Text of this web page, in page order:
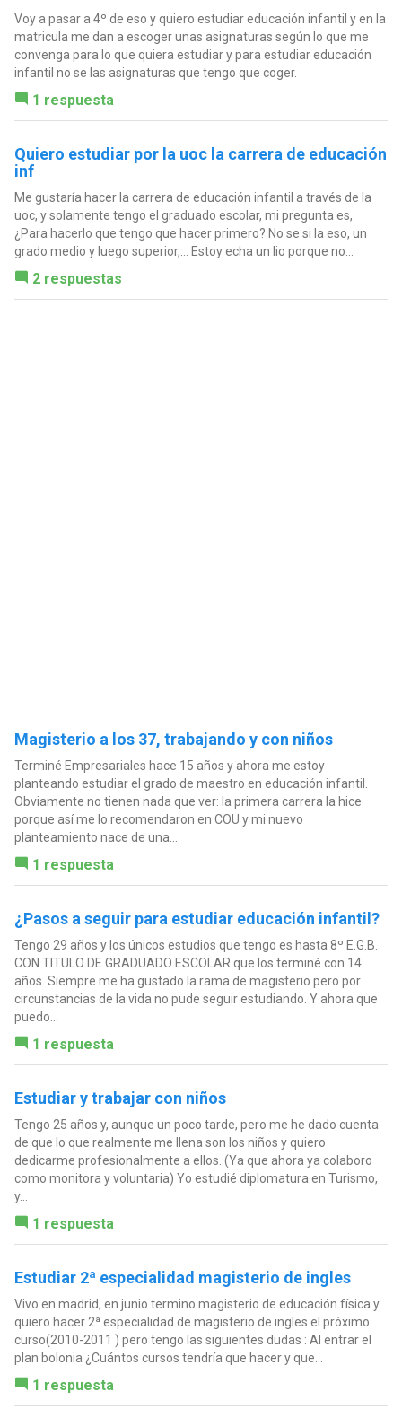
Voy a pasar a 4º de eso y quiero estudiar educación infantil y en la
matricula me dan a escoger unas asignaturas según lo que me
convenga para lo que quiera estudiar y para estudiar educación
infantil no se las asignaturas que tengo que coger.
1 respuesta
Quiero estudiar por la uoc la carrera de educación
inf
Me gustaría hacer la carrera de educación infantil a través de la
uoc, y solamente tengo el graduado escolar, mi pregunta es,
¿Para hacerlo que tengo que hacer primero? No se si la eso, un
grado medio y luego superior,... Estoy echa un lio porque no...
2 respuestas
Magisterio a los 37, trabajando y con niños
Terminé Empresariales hace 15 años y ahora me estoy
planteando estudiar el grado de maestro en educación infantil.
Obviamente no tienen nada que ver: la primera carrera la hice
porque así me lo recomendaron en COU y mi nuevo
planteamiento nace de una...
1 respuesta
¿Pasos a seguir para estudiar educación infantil?
Tengo 29 años y los únicos estudios que tengo es hasta 8º E.G.B.
CON TITULO DE GRADUADO ESCOLAR que los terminé con 14
años. Siempre me ha gustado la rama de magisterio pero por
circunstancias de la vida no pude seguir estudiando. Y ahora que
puedo...
1 respuesta
Estudiar y trabajar con niños
Tengo 25 años y, aunque un poco tarde, pero me he dado cuenta
de que lo que realmente me llena son los niños y quiero
dedicarme profesionalmente a ellos. (Ya que ahora ya colaboro
como monitora y voluntaria) Yo estudié diplomatura en Turismo,
y...
1 respuesta
Estudiar 2ª especialidad magisterio de ingles
Vivo en madrid, en junio termino magisterio de educación física y
quiero hacer 2ª especialidad de magisterio de ingles el próximo
curso(2010-2011 ) pero tengo las siguientes dudas : Al entrar el
plan bolonia ¿Cuántos cursos tendría que hacer y que...
1 respuesta